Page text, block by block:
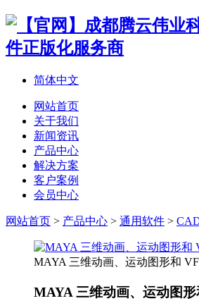
简体中文
网站首页
关于我们
新闻资讯
产品中心
解决方案
客户案例
会员中心
网站首页 > 产品中心 > 通用软件 >
MAYA 三维动画、运动图形和
MAYA 三维动画、运动图